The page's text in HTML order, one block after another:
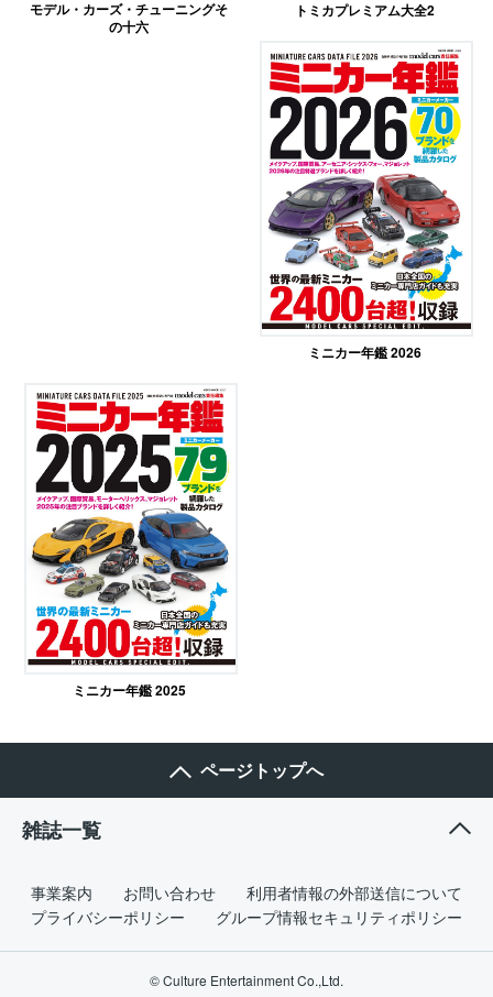
モデル・カーズ・チューニングそ
の十六
トミカプレミアム大全2
ミニカー年鑑 2026
ミニカー年鑑 2025
ページトップへ
雑誌一覧
事業案内 お問い合わせ
利用者情報の外部送信について
プライバシーポリシー
グループ情報セキュリティポリシー
© Culture Entertainment Co.,Ltd.